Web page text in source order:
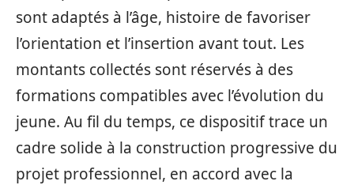
sont adaptés à l’âge, histoire de favoriser
l’orientation et l’insertion avant tout. Les
montants collectés sont réservés à des
formations compatibles avec l’évolution du
jeune. Au fil du temps, ce dispositif trace un
cadre solide à la construction progressive du
projet professionnel, en accord avec la